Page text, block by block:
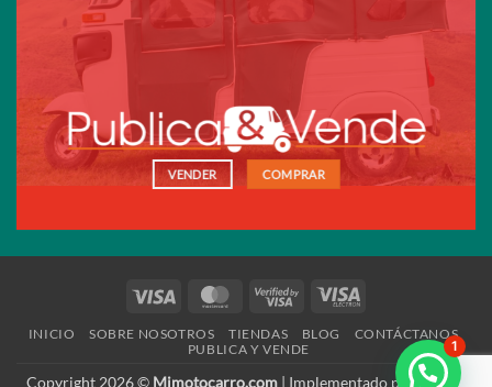
VENDER COMPRAR
Visa MasterCard
Visa
Visa
INICIO SOBRE NOSOTROS TIENDAS BLOG
CONTÁCTANOS
PUBLICA Y VENDE
Copyright 2026 © Mimotocarro.com | Implementado por:Shodo
1